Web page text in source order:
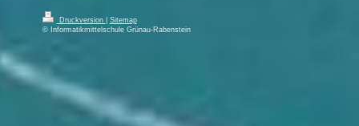
Druckversion
Sitemap
© Informatikmittelschule Grünau-Rabenstein